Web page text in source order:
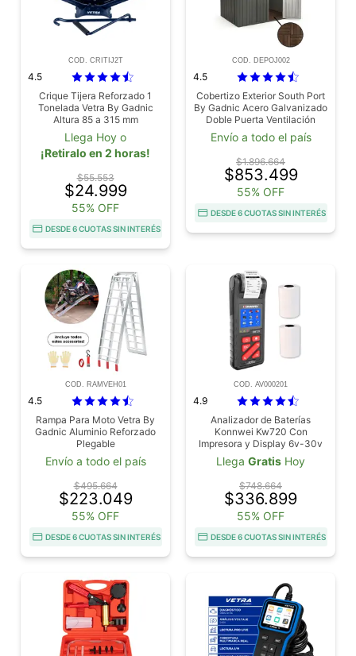
COD. CRITIJ2T
4.5
Crique Tijera Reforzado 1
Tonelada Vetra By Gadnic
Altura 85 a 315 mm
Llega Hoy o
¡Retiralo en 2 horas!
$55.553
$24.999
55% OFF
DESDE 6 CUOTAS SIN INTERÉS
COD. DEPOJ002
4.5
Cobertizo Exterior South Port
By Gadnic Acero Galvanizado
Doble Puerta Ventilación
Galpón 151 x 181 x 195 cm
Envío a todo el país
$1.896.664
$853.499
55% OFF
DESDE 6 CUOTAS SIN INTERÉS
COD. RAMVEH01
4.5
Rampa Para Moto Vetra By
Gadnic Aluminio Reforzado
Plegable
Envío a todo el país
$495.664
$223.049
55% OFF
DESDE 6 CUOTAS SIN INTERÉS
COD. AV000201
4.9
Analizador de Baterías
Konnwei Kw720 Con
Impresora y Display 6v-30v
Rollos
Llega Gratis Hoy
$748.664
$336.899
55% OFF
DESDE 6 CUOTAS SIN INTERÉS